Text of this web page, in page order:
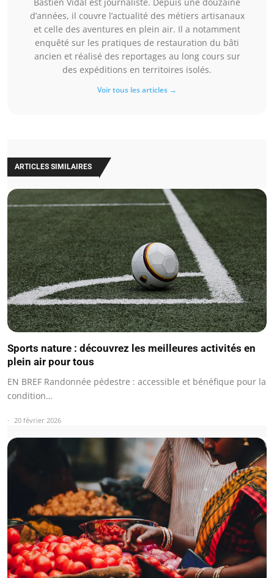
Bastien Vidal est journaliste. Depuis une douzaine
d’années, il couvre l’actualité des métiers artisanaux
et celle des aventures en plein air. Il a notamment
enquêté sur les pratiques de restauration du bâti
ancien et réalisé des reportages au long cours sur
des expéditions en territoires isolés.
Voir tous les articles →
ARTICLES SIMILAIRES
Sports nature : découvrez les meilleures activités en
plein air pour tous
EN BREF Randonnée pédestre : accessible et bénéfique pour la
condition…
20 février 2026